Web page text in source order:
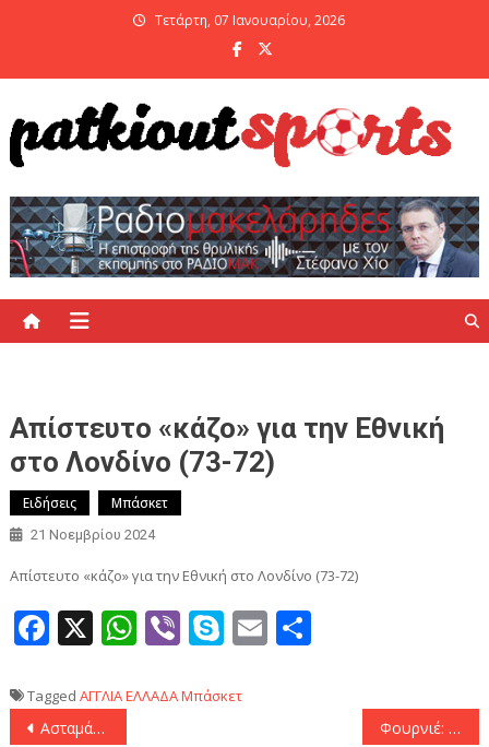
Τετάρτη, 07 Ιανουαρίου, 2026
Απίστευτο «κάζο» για την Εθνική
στο Λονδίνο (73-72)
Ειδήσεις Μπάσκετ
21 Νοεμβρίου 2024
Απίστευτο «κάζο» για την Εθνική στο Λονδίνο (73-72)
Facebook
X WhatsApp
ViberSkype
Email
Tagged ΑΓΓΛΙΑΕΛΛΑΔΑΜπάσκετ
Πλοήγηση
Ασταμάτητος ο Ολυμπιακός παρέσυρε και την Μπασκόνια! (92-69) Φουρνιέ: «Απολαμβάνω να παίζω γι’ αυτόν τον κόσμο!»